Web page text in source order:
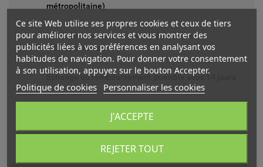
métropolitaine)
Livré chez vous ou en point relais (France
métropolitaine)
Echange ou remboursement possible sous 14 jours
Ce site Web utilise ses propres cookies et ceux de tiers
pour améliorer nos services et vous montrer des
publicités liées à vos préférences en analysant vos
habitudes de navigation. Pour donner votre consentement
à son utilisation, appuyez sur le bouton Accepter.
Politique de cookies Personnaliser les cookies
REJETER TOUT
J'ACCEPTE